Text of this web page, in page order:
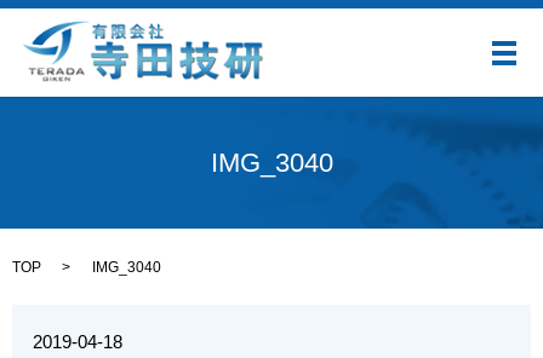
メ
IMG_3040
TOP IMG_3040
2019-04-18